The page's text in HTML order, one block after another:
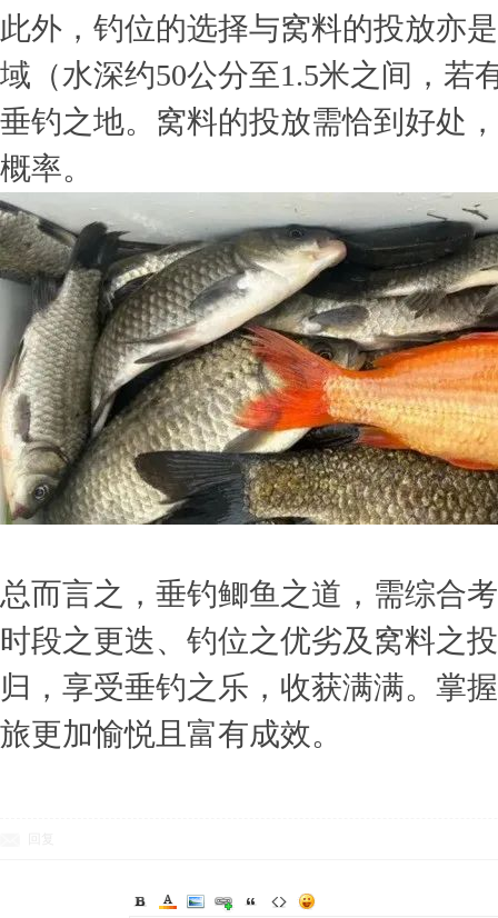
此外，钓位的选择与窝料的投放亦
域（水深约50公分至1.5米之间，若
垂钓之地。窝料的投放需恰到好处
概率。
总而言之，垂钓鲫鱼之道，需综合
时段之更迭、钓位之优劣及窝料之
归，享受垂钓之乐，收获满满。掌
旅更加愉悦且富有成效。